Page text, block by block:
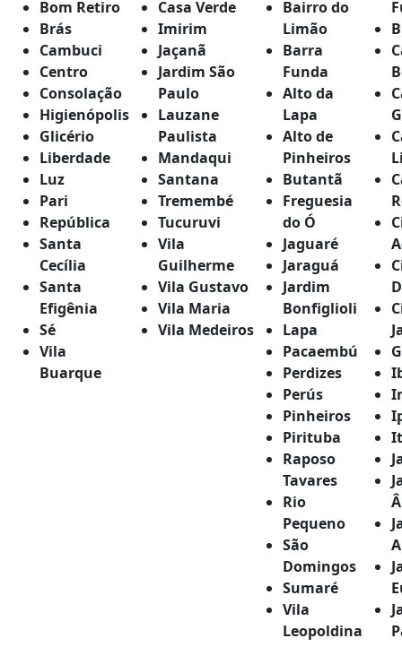
Bom Retiro
Brás
Cambuci
Centro
Consolação
Higienópolis
Glicério
Liberdade
Luz
Pari
República
Santa
Cecília
Santa
Efigênia
Sé
Vila
Buarque
Casa Verde
Imirim
Jaçanã
Jardim São
Paulo
Lauzane
Paulista
Mandaqui
Santana
Tremembé
Tucuruvi
Vila
Guilherme
Vila Gustavo
Vila Maria
Vila Medeiros
Bairro do
Limão
Barra
Funda
Alto da
Lapa
Alto de
Pinheiros
Butantã
Freguesia
do Ó
Jaguaré
Jaraguá
Jardim
Bonfiglioli
Lapa
Pacaembú
Perdizes
Perús
Pinheiros
Pirituba
Raposo
Tavares
Rio
Pequeno
São
Domingos
Sumaré
Vila
Leopoldina